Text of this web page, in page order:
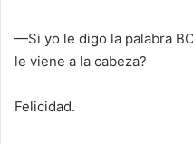
—Si yo le digo la palabra
le viene a la cabeza?
Felicidad.